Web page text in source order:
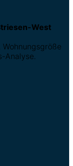
West
Analyse.